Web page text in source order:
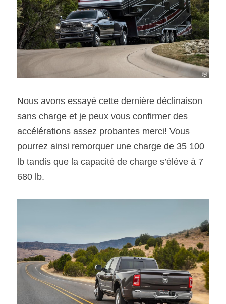
Nous avons essayé cette dernière déclinaison
sans charge et je peux vous confirmer des
accélérations assez probantes merci! Vous
pourrez ainsi remorquer une charge de 35 100
lb tandis que la capacité de charge s’élève à 7
680 lb.